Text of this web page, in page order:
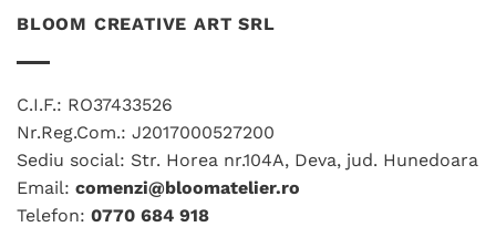
Opțiunile
alese
în
produsului.
produsului.
BLOOM CREATIVE ART SRL
C.I.F.: RO37433526
Nr.Reg.Com.: J2017000527200
Sediu social: Str. Horea nr.104A, Deva, jud. Hunedoara
Email: comenzi@bloomatelier.ro
Telefon: 0770 684 918